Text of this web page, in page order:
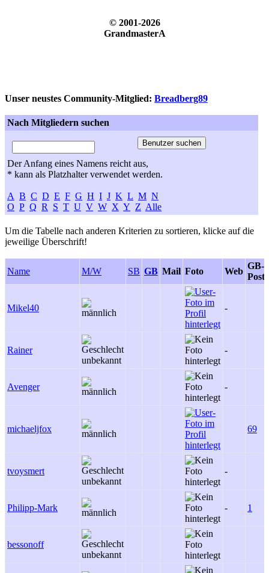
© 2001-2026
GrandmasterA
Unser neustes Community-Mitglied: Breadberg89
Nach Mitgliedern suchen
Der Anfang eines Namens reicht aus,
* kann als Platzhalter verwendet werden.
A B C D E F G H I J K L M N
O P Q R S T U V W X Y Z Alle
Um die Tabelle nach anderen Kriterien zu sortieren, klicke auf die
jeweilige Überschrift!
Name M/W SB GB Mail Foto Web
GB-
Posts
Mikel40 -
Rainer -
Avenger -
michaeljfox 69
tvoysmert -
Philipp-Mark - 1
bessonoff